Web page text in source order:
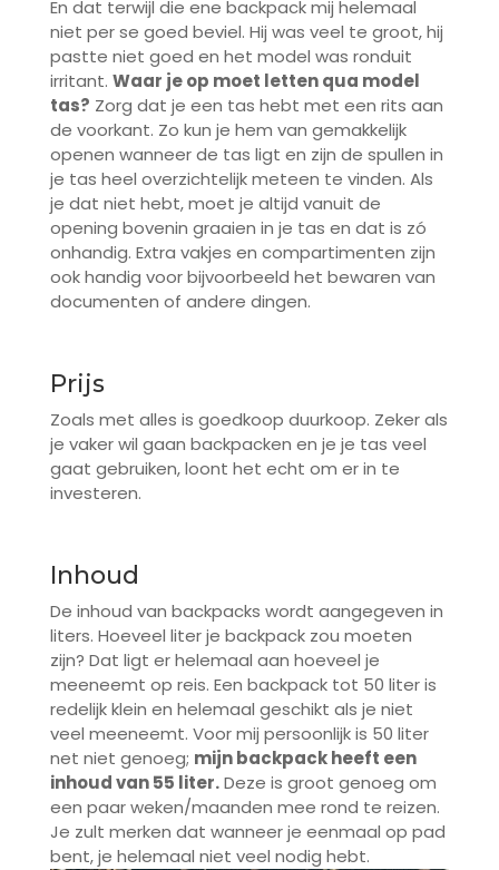
En dat terwijl die ene backpack mij helemaal
niet per se goed beviel. Hij was veel te groot, hij
pastte niet goed en het model was ronduit
irritant. Waar je op moet letten qua model
tas? Zorg dat je een tas hebt met een rits aan
de voorkant. Zo kun je hem van gemakkelijk
openen wanneer de tas ligt en zijn de spullen in
je tas heel overzichtelijk meteen te vinden. Als
je dat niet hebt, moet je altijd vanuit de
opening bovenin graaien in je tas en dat is zó
onhandig. Extra vakjes en compartimenten zijn
ook handig voor bijvoorbeeld het bewaren van
documenten of andere dingen.
Prijs
Zoals met alles is goedkoop duurkoop. Zeker als
je vaker wil gaan backpacken en je je tas veel
gaat gebruiken, loont het echt om er in te
investeren.
Inhoud
De inhoud van backpacks wordt aangegeven in
liters. Hoeveel liter je backpack zou moeten
zijn? Dat ligt er helemaal aan hoeveel je
meeneemt op reis. Een backpack tot 50 liter is
redelijk klein en helemaal geschikt als je niet
veel meeneemt. Voor mij persoonlijk is 50 liter
net niet genoeg; mijn backpack heeft een
inhoud van 55 liter.Deze is groot genoeg om
een paar weken/maanden mee rond te reizen.
Je zult merken dat wanneer je eenmaal op pad
bent, je helemaal niet veel nodig hebt.